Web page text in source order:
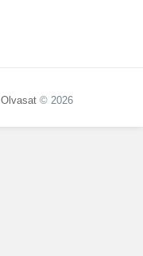
Olvasat © 2026